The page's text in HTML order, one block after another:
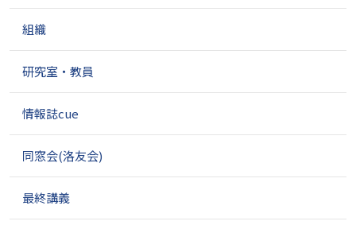
組織
研究室・教員
情報誌cue
同窓会(洛友会)
最終講義